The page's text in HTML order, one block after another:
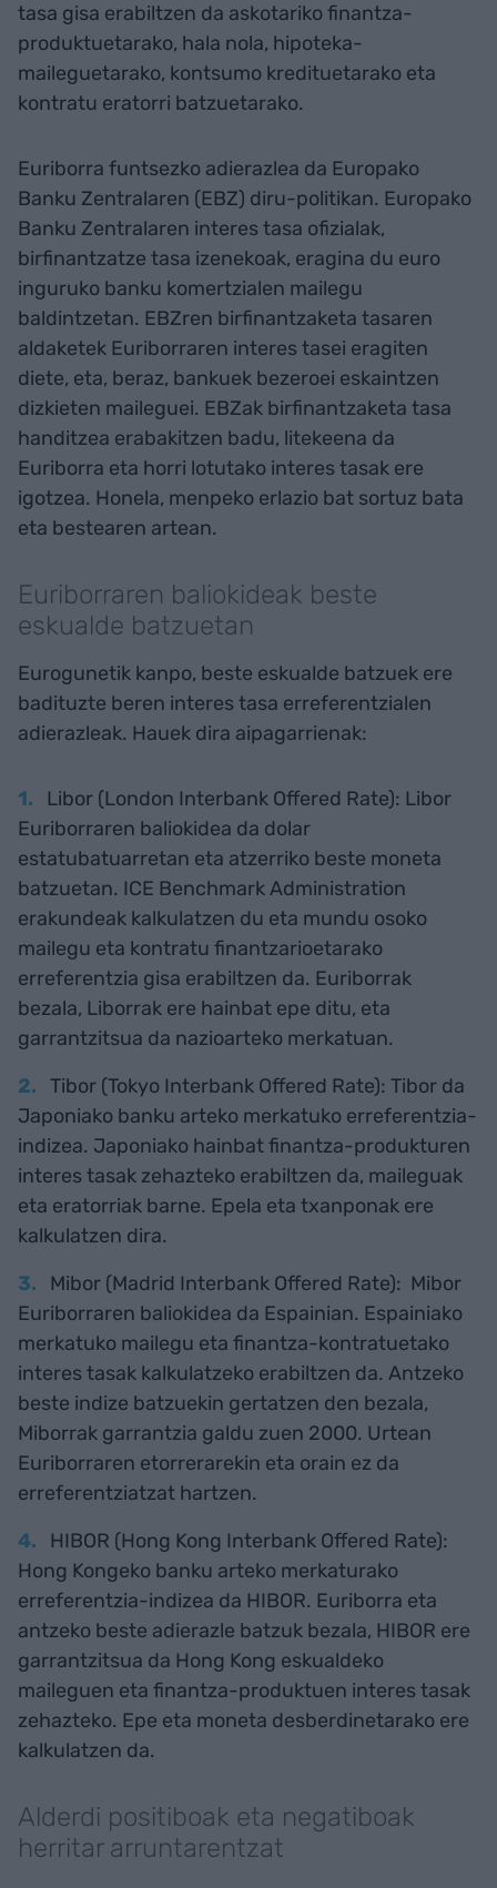
tasa gisa erabiltzen da askotariko finantza-
produktuetarako, hala nola, hipoteka-
maileguetarako, kontsumo kredituetarako eta
kontratu eratorri batzuetarako.
Euriborra funtsezko adierazlea da Europako
Banku Zentralaren (EBZ) diru-politikan. Europako
Banku Zentralaren interes tasa ofizialak,
birfinantzatze tasa izenekoak, eragina du euro
inguruko banku komertzialen mailegu
baldintzetan. EBZren birfinantzaketa tasaren
aldaketek Euriborraren interes tasei eragiten
diete, eta, beraz, bankuek bezeroei eskaintzen
dizkieten maileguei. EBZak birfinantzaketa tasa
handitzea erabakitzen badu, litekeena da
Euriborra eta horri lotutako interes tasak ere
igotzea. Honela, menpeko erlazio bat sortuz bata
eta bestearen artean.
Euriborraren baliokideak beste
eskualde batzuetan
Eurogunetik kanpo, beste eskualde batzuek ere
badituzte beren interes tasa erreferentzialen
adierazleak. Hauek dira aipagarrienak:
Libor (London Interbank Offered Rate): Libor
Euriborraren baliokidea da dolar
estatubatuarretan eta atzerriko beste moneta
batzuetan. ICE Benchmark Administration
erakundeak kalkulatzen du eta mundu osoko
mailegu eta kontratu finantzarioetarako
erreferentzia gisa erabiltzen da. Euriborrak
bezala, Liborrak ere hainbat epe ditu, eta
garrantzitsua da nazioarteko merkatuan.
Tibor (Tokyo Interbank Offered Rate): Tibor da
Japoniako banku arteko merkatuko erreferentzia-
indizea. Japoniako hainbat finantza-produkturen
interes tasak zehazteko erabiltzen da, maileguak
eta eratorriak barne. Epela eta txanponak ere
kalkulatzen dira.
Mibor (Madrid Interbank Offered Rate): Mibor
Euriborraren baliokidea da Espainian. Espainiako
merkatuko mailegu eta finantza-kontratuetako
interes tasak kalkulatzeko erabiltzen da. Antzeko
beste indize batzuekin gertatzen den bezala,
Miborrak garrantzia galdu zuen 2000. Urtean
Euriborraren etorrerarekin eta orain ez da
erreferentziatzat hartzen.
HIBOR (Hong Kong Interbank Offered Rate):
Hong Kongeko banku arteko merkaturako
erreferentzia-indizea da HIBOR. Euriborra eta
antzeko beste adierazle batzuk bezala, HIBOR ere
garrantzitsua da Hong Kong eskualdeko
maileguen eta finantza-produktuen interes tasak
zehazteko. Epe eta moneta desberdinetarako ere
kalkulatzen da.
Alderdi positiboak eta negatiboak
herritar arruntarentzat